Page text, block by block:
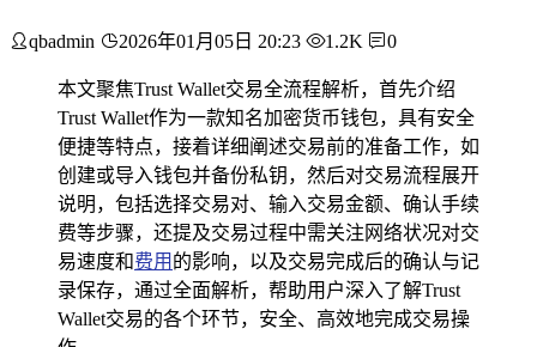
qbadmin 2026年01月05日 20:23 1.2K 0
本文聚焦Trust Wallet交易全流程解析，首先介绍
Trust Wallet作为一款知名加密货币钱包，具有安全
便捷等特点，接着详细阐述交易前的准备工作，如
创建或导入钱包并备份私钥，然后对交易流程展开
说明，包括选择交易对、输入交易金额、确认手续
费等步骤，还提及交易过程中需关注网络状况对交
易速度和费用 的影响，以及交易完成后的确认与记
录保存，通过全面解析，帮助用户深入了解Trust
Wallet交易的各个环节，安全、高效地完成交易操